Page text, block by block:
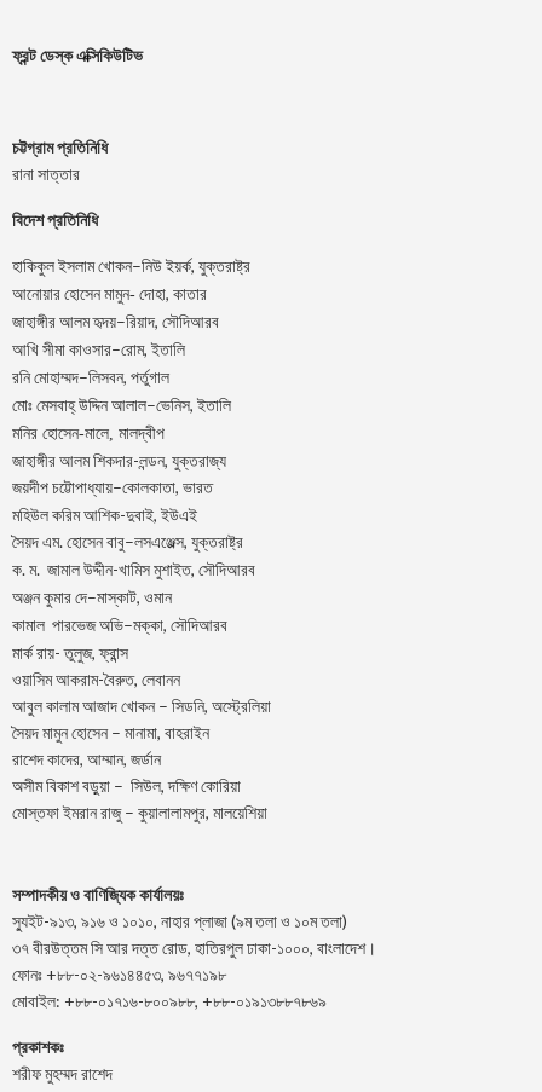
ফ্রন্ট ডেস্ক এক্সিকিউটিভ
চট্টগ্রাম প্রতিনিধি
রানা সাত্তার
বিদেশ প্রতিনিধি
হাকিকুল ইসলাম খোকন–নিউ ইয়র্ক, যুক্তরাষ্ট্র
আনোয়ার হোসেন মামুন- দোহা, কাতার
জাহাঙ্গীর আলম হৃদয়–রিয়াদ, সৌদিআরব
আখি সীমা কাওসার–রোম,ইতালি
রনি মোহাম্মদ–লিসবন, পর্তুগাল
মোঃ মেসবাহ্ উদ্দিন আলাল–ভেনিস,ইতালি
মনির হোসেন-মালে, মালদ্বীপ
জাহাঙ্গীর আলম শিকদার-লন্ডন, যুক্তরাজ্য
জয়দীপ চট্টোপাধ্যায়–কোলকাতা, ভারত
মহিউল করিম আশিক-দুবাই, ইউএই
সৈয়দ এম. হোসেন বাবু–লসএঞ্জেল্স, যুক্তরাষ্ট্র
ক. ম. জামাল উদ্দীন-খামিস মুশাইত, সৌদিআরব
অঞ্জন কুমার দে–মাস্কাট, ওমান
কামাল পারভেজ অভি–মক্কা, সৌদিআরব
মার্ক রায়- তুলুজ, ফ্রান্স
ওয়াসিম আকরাম-বৈরুত, লেবানন
আবুল কালাম আজাদ খোকন – সিডনি, অস্ট্রেলিয়া
সৈয়দ মামুন হোসেন – মানামা, বাহরাইন
রাশেদ কাদের, আম্মান, জর্ডান
অসীম বিকাশ বড়ুয়া – সিউল, দক্ষিণ কোরিয়া
মোস্তফা ইমরান রাজু – কুয়ালালামপুর, মালয়েশিয়া
সম্পাদকীয় ও বাণিজ্যিক কার্যালয়ঃ
স্যুইট-৯১৩, ৯১৬ ও ১০১০, নাহার প্লাজা (৯ম তলা ও ১০ম তলা)
৩৭ বীরউত্তম সি আর দত্ত রোড, হাতিরপুল ঢাকা-১০০০, বাংলাদেশ।
ফোনঃ +৮৮-০২-৯৬১৪৪৫৩, ৯৬৭৭১৯৮
মোবাইল: +৮৮-০১৭১৬-৮০০৯৮৮, +৮৮-০১৯১৩৮৮৭৮৬৯
প্রকাশকঃ
শরীফ মুহম্মদ রাশেদ